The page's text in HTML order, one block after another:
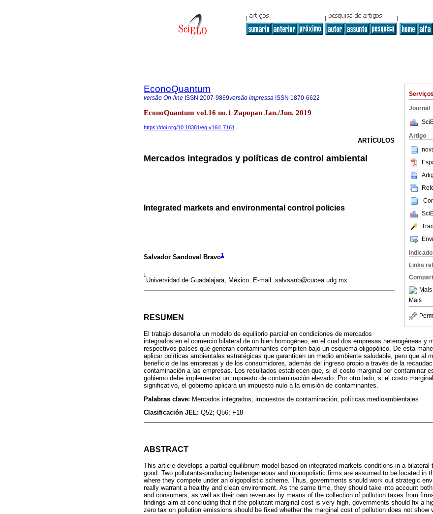
Journal
Artigo
Links
Mais
Mais
EconoQuantum
versão On-line ISSN 2007-9869versão impressa ISSN 1870-6622
EconoQuantum vol.16 no.1 Zapopan Jan./Jun. 2019
https://doi.org/10.18381/eq.v16i1.7161
ARTÍCULOS
Mercados integrados y políticas de control ambiental
Integrated markets and environmental control policies
Salvador Sandoval Bravo1
1
Universidad de Guadalajara, México. E-mail: salvsanb@cucea.udg.mx.
RESUMEN
El trabajo desarrolla un modelo de equilibrio parcial en condiciones de mercados
integrados en el comercio bilateral de un bien homogéneo, en el cual dos empresas heterogéneas y
respectivos países que generan contaminantes compiten bajo un esquema oligopólico. De esta
aplicar políticas ambientales estratégicas que garanticen un medio ambiente saludable, pero que al
beneficio de las empresas y de los consumidores, además del ingreso propio a través de la
contaminación a las empresas. Los resultados establecen que, si el costo marginal por contaminar
gobierno debe implementar un impuesto de contaminación elevado. Por otro lado, si el costo
significativo, el gobierno aplicará un impuesto nulo a la emisión de contaminantes.
Palabras clave: Mercados integrados; impuestos de contaminación; políticas medioambientales
Clasificación JEL: Q52; Q56; F18
ABSTRACT
This article develops a partial equilibrium model based on integrated markets conditions in a bilateral
good. Two pollutants-producing heterogeneous and monopolistic firms are assumed to be located in
where they compete under an oligopolistic scheme. Thus, governments should work out strategic
really warrant a healthy and clean environment. As the same time, they should take into account
and consumers, as well as their own revenues by means of the collection of pollution taxes from
findings aim at concluding that if the pollutant marginal cost is very high, governments should fix a
zero tax on pollution emissions should be fixed whether the marginal cost of pollution does not show